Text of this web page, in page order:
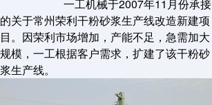
一工机械于2007年11月份承接
的关于常州荣利干粉砂浆生产线改造新建项
目。因荣利市场增加，产能不足，急需加大
规模，一工根据客户需求，扩建了该干粉砂
浆生产线。